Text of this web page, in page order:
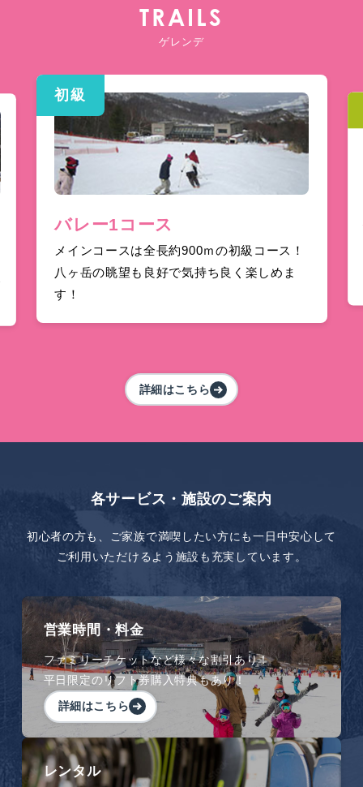
TRAILS
ゲレンデ
初級
バレー1コース
メインコースは全長約900ｍの初級コース！
八ヶ岳の眺望も良好で気持ち良く楽しめま
す！
詳細はこちら
各サービス・施設のご案内
初心者の方も、ご家族で満喫したい方にも一日中安心して
ご利用いただけるよう施設も充実しています。
営業時間・料金
ファミリーチケットなど様々な割引あり！
平日限定のリフト券購入特典もあり！
詳細はこちら
レンタル